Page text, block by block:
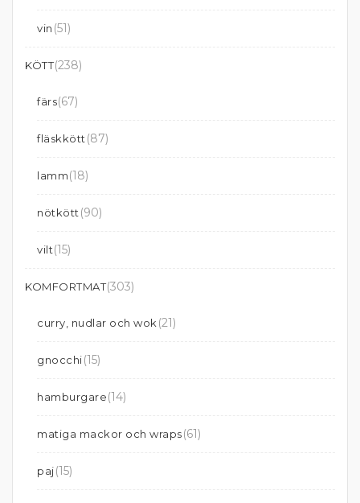
vin (51)
KÖTT(238)
färs(67)
fläskkött (87)
lamm(18)
nötkött (90)
vilt(15)
KOMFORTMAT(303)
curry, nudlar och wok (21)
gnocchi(15)
hamburgare(14)
matiga mackor och wraps(61)
paj(15)